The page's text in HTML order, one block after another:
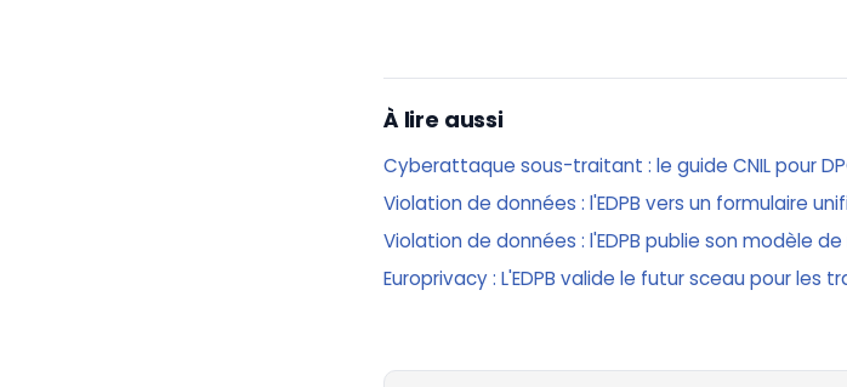
À lire aussi
Cyberattaque sous-traitant : le guide CNIL pour
Violation de données : l'EDPB vers un formulaire
Violation de données : l'EDPB publie son modèle
Europrivacy : L'EDPB valide le futur sceau pour les